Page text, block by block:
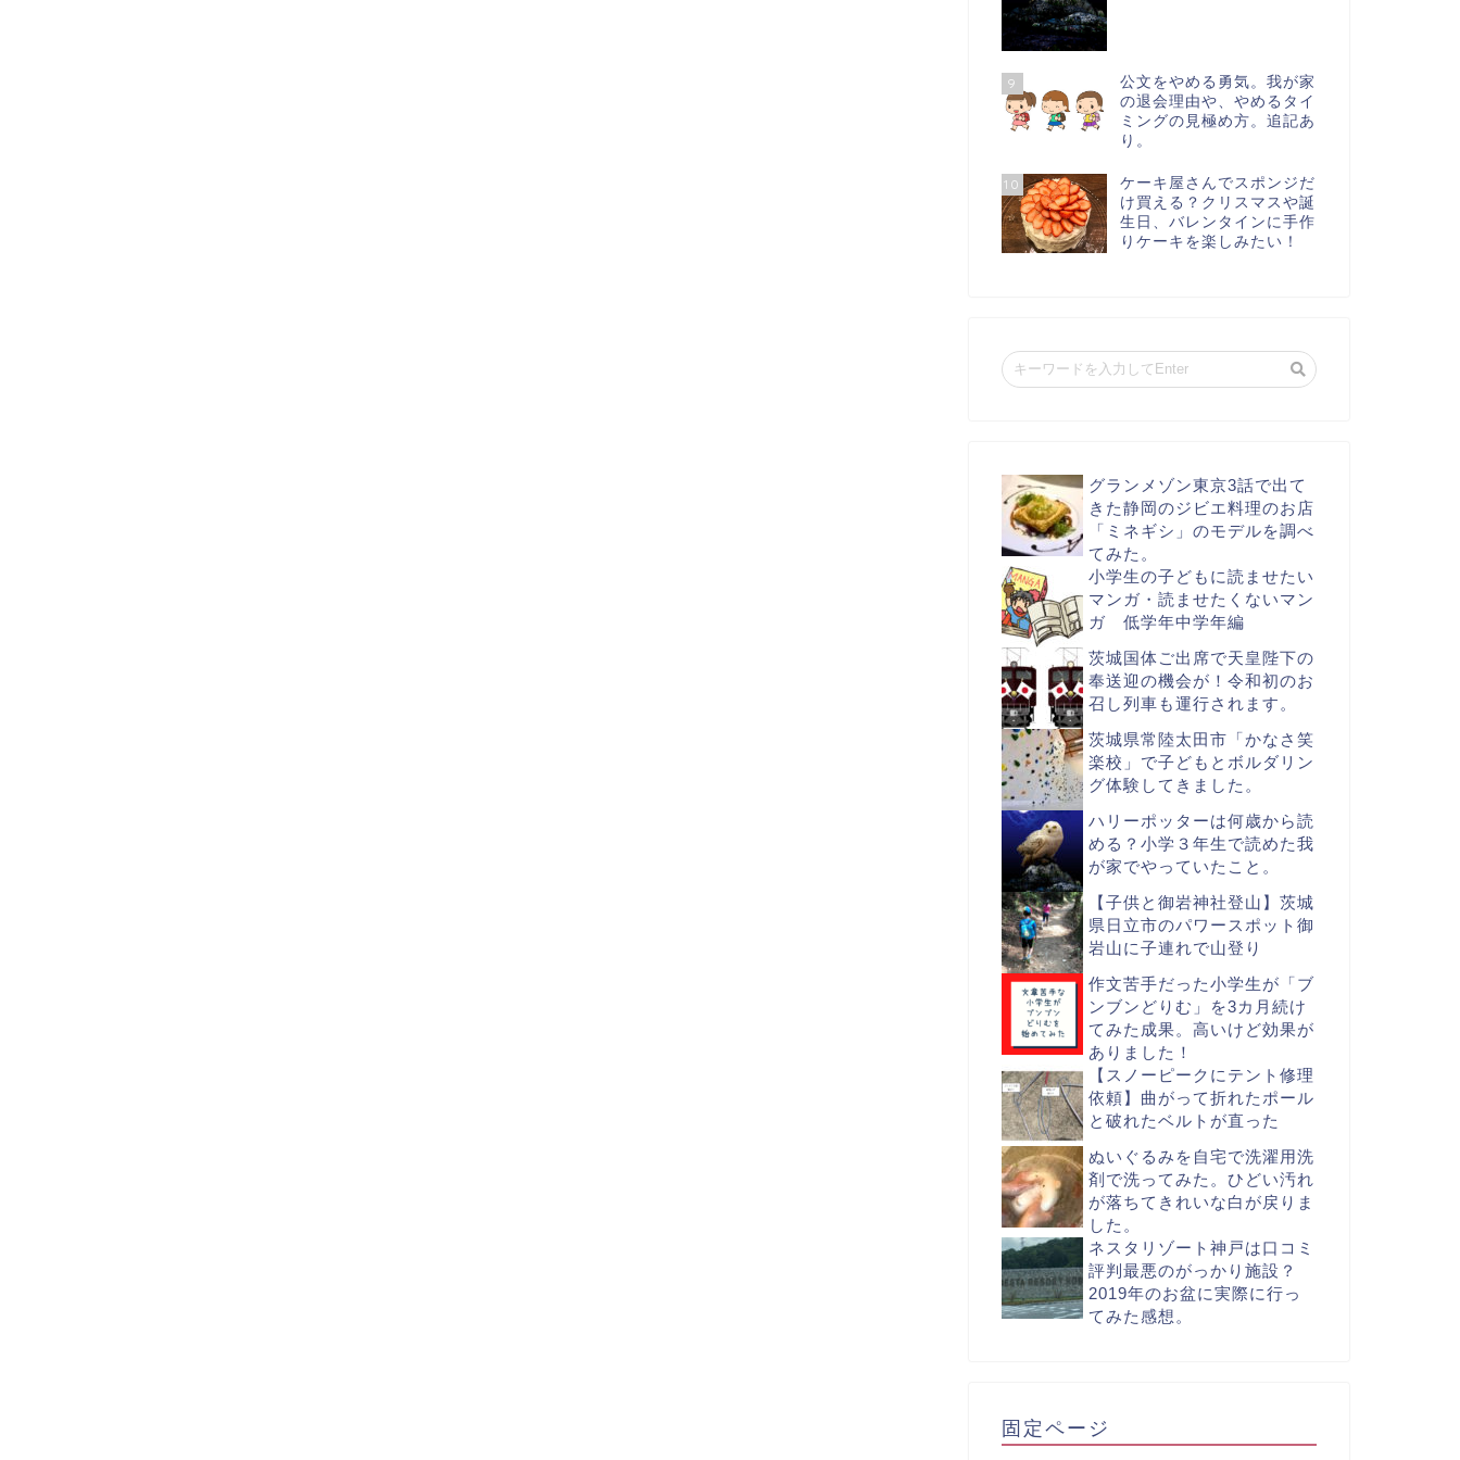
9
公文をやめる勇気。我が家
の退会理由や、やめるタイ
ミングの見極め方。追記あ
り。
10
ケーキ屋さんでスポンジだ
け買える？クリスマスや誕
生日、バレンタインに手作
りケーキを楽しみたい！
グランメゾン東京3話で出て
きた静岡のジビエ料理のお店
「ミネギシ」のモデルを調べ
てみた。
小学生の子どもに読ませたい
マンガ・読ませたくないマン
ガ 低学年中学年編
茨城国体ご出席で天皇陛下の
奉送迎の機会が！令和初のお
召し列車も運行されます。
茨城県常陸太田市「かなさ笑
楽校」で子どもとボルダリン
グ体験してきました。
ハリーポッターは何歳から読
める？小学３年生で読めた我
が家でやっていたこと。
【子供と御岩神社登山】茨城
県日立市のパワースポット御
岩山に子連れで山登り
作文苦手だった小学生が「ブ
ンブンどりむ」を3カ月続け
てみた成果。高いけど効果が
ありました！
【スノーピークにテント修理
依頼】曲がって折れたポール
と破れたベルトが直った
ぬいぐるみを自宅で洗濯用洗
剤で洗ってみた。ひどい汚れ
が落ちてきれいな白が戻りま
した。
ネスタリゾート神戸は口コミ
評判最悪のがっかり施設？
2019年のお盆に実際に行っ
てみた感想。
固定ページ